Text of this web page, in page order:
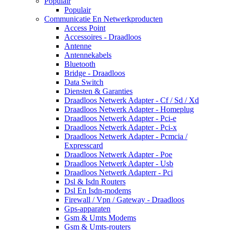
Populair
Communicatie En Netwerkproducten
Access Point
Accessoires - Draadloos
Antenne
Antennekabels
Bluetooth
Bridge - Draadloos
Data Switch
Diensten & Garanties
Draadloos Netwerk Adapter - Cf / Sd / Xd
Draadloos Netwerk Adapter - Homeplug
Draadloos Netwerk Adapter - Pci-e
Draadloos Netwerk Adapter - Pci-x
Draadloos Netwerk Adapter - Pcmcia /
Expresscard
Draadloos Netwerk Adapter - Poe
Draadloos Netwerk Adapter - Usb
Draadloos Netwerk Adapterr - Pci
Dsl & Isdn Routers
Dsl En Isdn-modems
Firewall / Vpn / Gateway - Draadloos
Gps-apparaten
Gsm & Umts Modems
Gsm & Umts-routers